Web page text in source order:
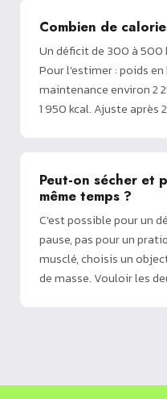
Combien de
Un déficit de 300 à 500
Pour l'estimer : poids en
maintenance environ 2
1 950 kcal. Ajuste après
Peut-on sécher et
même temps ?
C'est possible pour un
pause, pas pour un
musclé, choisis un
de masse. Vouloir les